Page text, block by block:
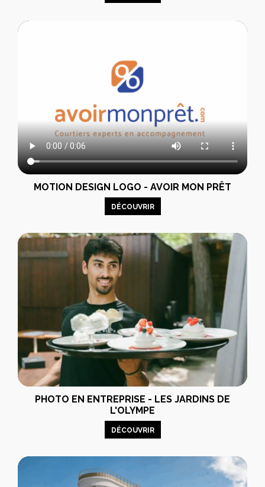
MOTION DESIGN LOGO - AVOIR MON PRÊT
DÉCOUVRIR
PHOTO EN ENTREPRISE - LES JARDINS DE
L'OLYMPE
DÉCOUVRIR